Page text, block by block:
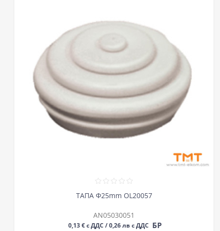
ТАПА Ф25mm OL20057
AN05030051
0,13 € с ДДС / 0,26 лв с ДДС БР